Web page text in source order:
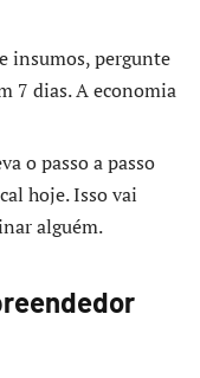
insumos, pergunte
7 dias. A economia
o passo a passo
hoje. Isso vai
alguém.